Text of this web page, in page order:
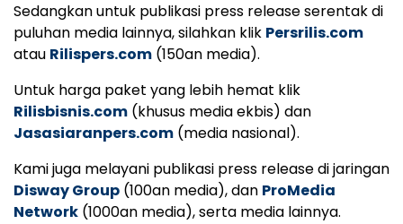
Sedangkan untuk publikasi press release serentak di
puluhan media lainnya, silahkan klik Persrilis.com
atau Rilispers.com (150an media).
Untuk harga paket yang lebih hemat klik
Rilisbisnis.com (khusus media ekbis) dan
Jasasiaranpers.com (media nasional).
Kami juga melayani publikasi press release di jaringan
Disway Group (100an media), dan ProMedia
Network (1000an media), serta media lainnya.